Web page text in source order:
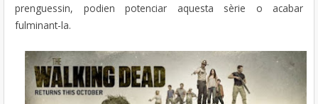
prenguessin, podien potenciar aquesta sèrie o acabar
fulminant-la.